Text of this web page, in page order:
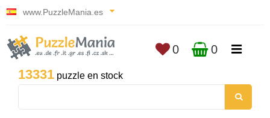
www.PuzzleMania.es
13331 puzzle en stock
0 0